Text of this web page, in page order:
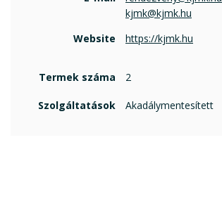
kjmk@kjmk.hu
Website
https://kjmk.hu
Termek száma 2
Szolgáltatások Akadálymentesített